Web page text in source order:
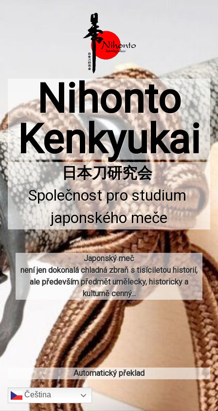
Nihonto
Kenkyukai
Společnost pro studium
japonského meče
Japonský meč
není jen dokonalá chladná zbraň s tisíciletou historií,
ale především předmět umělecky, historicky a
kulturně cenný...
Automatický překlad
Čeština‎